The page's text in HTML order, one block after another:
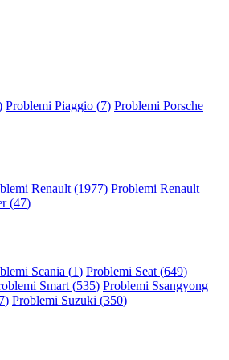
Problemi Piaggio (7) Problemi Porsche
Renault (1977) Problemi Renault
(47)
Scania (1) Problemi Seat (649)
Smart (535) Problemi Ssangyong
) Problemi Suzuki (350)